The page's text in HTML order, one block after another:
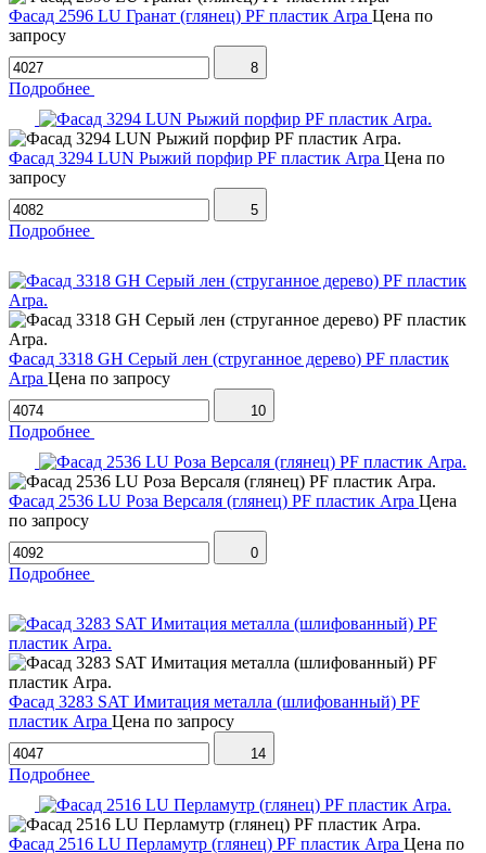
Фасад 2596 LU Гранат (глянец) PF пластик Arpa Цена по
запросу
8
Подробнее
Фасад 3294 LUN Рыжий порфир PF пластик Arpa Цена по
запросу
5
Подробнее
Фасад 3318 GH Серый лен (струганное дерево) PF пластик
Arpa Цена по запросу
10
Подробнее
Фасад 2536 LU Роза Версаля (глянец) PF пластик Arpa Цена
по запросу
0
Подробнее
Фасад 3283 SAT Имитация металла (шлифованный) PF
пластик Arpa Цена по запросу
14
Подробнее
Фасад 2516 LU Перламутр (глянец) PF пластик Arpa Цена по